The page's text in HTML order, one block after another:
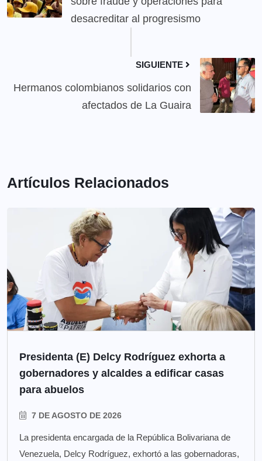
desacreditar al progresismo
SIGUIENTE
Hermanos colombianos solidarios con
afectados de La Guaira
Artículos Relacionados
Presidenta (E) Delcy Rodríguez exhorta a
gobernadores y alcaldes a edificar casas
para abuelos
7 DE AGOSTO DE 2026
La presidenta encargada de la República Bolivariana de
Venezuela, Delcy Rodríguez, exhortó a las gobernadoras,